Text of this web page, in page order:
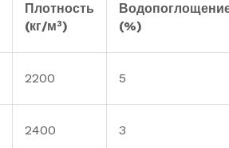
Плотность
(кг/м³)
(%)
2200 5
2400 3